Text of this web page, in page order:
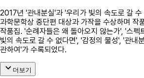
2017년 '관내분실'과 '우리가 빛의 속도로 갈
과학문학상 중단편 대상과 가작을 수상하며 작
작품집. '순례자들은 왜 돌아오지 않는가', '스펙
빛의 속도로 갈 수 없다면', '감정의 물성', '관내
관하여'가 수록되었다.
더보기